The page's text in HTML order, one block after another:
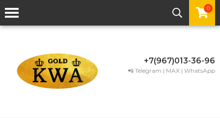
0
+7(967)013-36-96
📲 Telegram | MAX | WhatsApp